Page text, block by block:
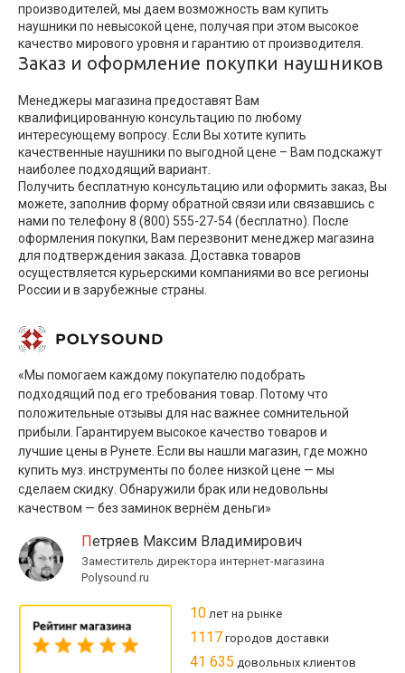
производителей, мы даем возможность вам купить
наушники по невысокой цене, получая при этом высокое
качество мирового уровня и гарантию от производителя.
Заказ и оформление покупки наушников
Менеджеры магазина предоставят Вам
квалифицированную консультацию по любому
интересующему вопросу. Если Вы хотите купить
качественные наушники по выгодной цене – Вам подскажут
наиболее подходящий вариант.
Получить бесплатную консультацию или оформить заказ, Вы
можете, заполнив форму обратной связи или связавшись с
нами по телефону 8 (800) 555-27-54 (бесплатно). После
оформления покупки, Вам перезвонит менеджер магазина
для подтверждения заказа. Доставка товаров
осуществляется курьерскими компаниями во все регионы
России и в зарубежные страны.
«Мы помогаем каждому покупателю подобрать
подходящий под его требования товар. Потому что
положительные отзывы для нас важнее сомнительной
прибыли. Гарантируем высокое качество товаров и
лучшие цены в Рунете. Если вы нашли магазин, где можно
купить муз. инструменты по более низкой цене — мы
сделаем скидку. Обнаружили брак или недовольны
качеством — без заминок вернём деньги»
Петряев Максим Владимирович
Заместитель директора интернет-магазина
Polysound.ru
10 лет на рынке
1117 городов доставки
41 635 довольных клиентов